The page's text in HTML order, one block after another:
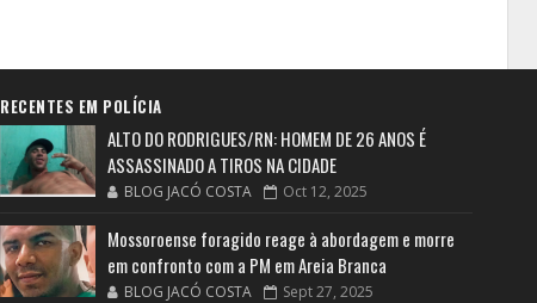
RECENTES EM POLÍCIA
ALTO DO RODRIGUES/RN: HOMEM DE 26 ANOS É
ASSASSINADO A TIROS NA CIDADE
BLOG JACÓ COSTA Oct 12, 2025
Mossoroense foragido reage à abordagem e morre
em confronto com a PM em Areia Branca
BLOG JACÓ COSTA Sept 27, 2025